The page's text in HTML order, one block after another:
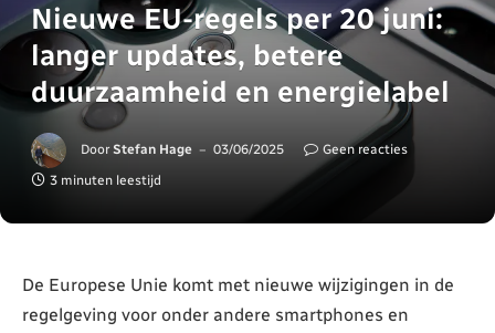
Nieuwe EU-regels per 20 juni:
langer updates, betere
duurzaamheid en energielabel
Door Stefan Hage 03/06/2025
Geen reacties
3 minuten leestijd
De Europese Unie komt met nieuwe wijzigingen in de
regelgeving voor onder andere smartphones en